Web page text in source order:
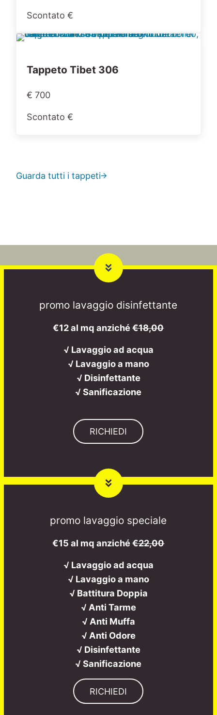
Scontato €
Tappeto Tibet 306
€ 700
Scontato €
Guarda tutti i tappeti
promo lavaggio disinfettante
€12 al mq anziché€18,00
√ Lavaggio ad acqua
√ Lavaggio a mano
√ Disinfettante
√ Sanificazione
RICHIEDI
promo lavaggio speciale
€15 al mq anziché€22,00
√ Lavaggio ad acqua
√ Lavaggio a mano
√ Battitura Doppia
√ Anti Tarme
√ Anti Muffa
√ Anti Odore
√ Disinfettante
√ Sanificazione
RICHIEDI